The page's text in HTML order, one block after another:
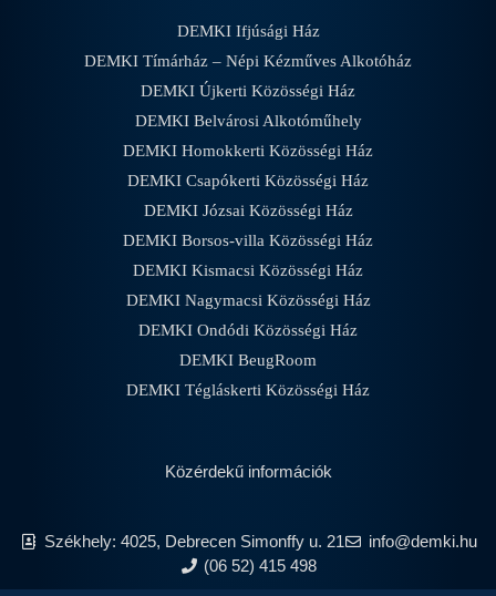
DEMKI Ifjúsági Ház
DEMKI Tímárház – Népi Kézműves Alkotóház
DEMKI Újkerti Közösségi Ház
DEMKI Belvárosi Alkotóműhely
DEMKI Homokkerti Közösségi Ház
DEMKI Csapókerti Közösségi Ház
DEMKI Józsai Közösségi Ház
DEMKI Borsos-villa Közösségi Ház
DEMKI Kismacsi Közösségi Ház
DEMKI Nagymacsi Közösségi Ház
DEMKI Ondódi Közösségi Ház
DEMKI BeugRoom
DEMKI Tégláskerti Közösségi Ház
Közérdekű információk
Székhely: 4025, Debrecen Simonffy u. 21
info@demki.hu
(06 52) 415 498